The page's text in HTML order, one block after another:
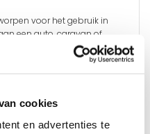
cookies
en advertenties te
voor het gebruik in
een auto, caravan of
serie kan 2x verankerd